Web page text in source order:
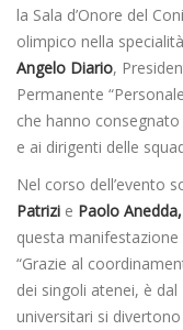
la Sala d’Onore del
olimpico nella
Angelo Diario,
Permanente
che hanno
e ai dirigenti delle
Nel corso dell’evento
Patrizi e Paolo Anedda,
questa
“Grazie al
dei singoli atenei, è
universitari si